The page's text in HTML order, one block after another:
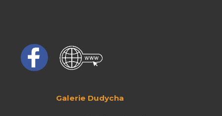
Galerie Dudycha